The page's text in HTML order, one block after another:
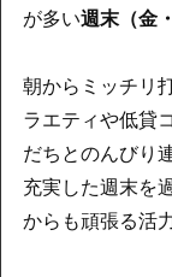
が多い週末（金
朝からミッチリ
ラエティや低貸
だちとのんびり
充実した週末を
からも頑張る活